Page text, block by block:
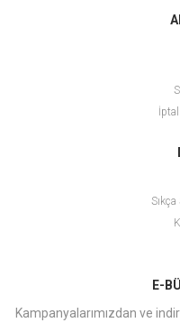
E-
Kampanyalarımızdan ve